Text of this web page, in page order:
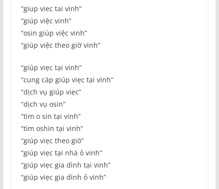
“giup viec tai vinh”
“giúp việc vinh”
“osin giúp việc vinh”
“giúp việc theo giờ vinh”
“giúp viẹc tại vinh”
“cung cáp giúp viẹc tại vinh”
“dịch vụ giúp viẹc”
“dịch vụ osin”
“tìm o sin tại vinh”
“tìm oshin tại vinh”
“giúp viẹc theo giò”
“giúp viẹc tại nhà ỏ vinh”
“giúp viẹc gia dình tại vinh”
“giúp viẹc gia dình ỏ vinh”